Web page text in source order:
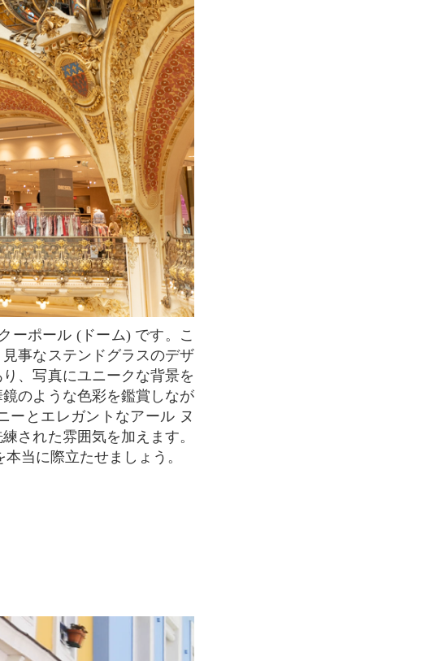
事なステンドグラスのデザ
、写真にユニークな背景を
のような色彩を鑑賞しなが
ーとエレガントなアール ヌ
された雰囲気を加えます。
当に際立たせましょう。